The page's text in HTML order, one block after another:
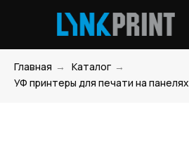
Главная → Каталог →
УФ принтеры для печати на панелях